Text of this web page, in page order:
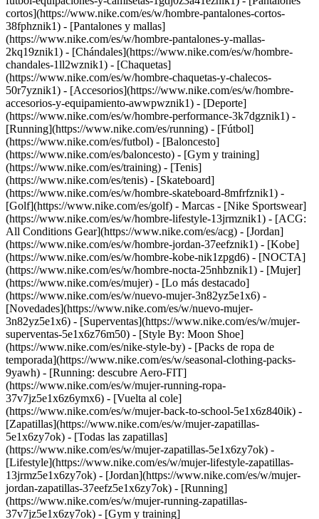
cortos](https://www.nike.com/es/w/hombre-pantalones-cortos-
38fphznik1) - [Pantalones y mallas]
(https://www.nike.com/es/w/hombre-pantalones-y-mallas-
2kq19znik1) - [Chándales](https://www.nike.com/es/w/hombre-
chandales-1ll2wznik1) - [Chaquetas]
(https://www.nike.com/es/w/hombre-chaquetas-y-chalecos-
50r7yznik1) - [Accesorios](https://www.nike.com/es/w/hombre-
accesorios-y-equipamiento-awwpwznik1) - [Deporte]
(https://www.nike.com/es/w/hombre-performance-3k7dgznik1) -
[Running](https://www.nike.com/es/running) - [Fútbol]
(https://www.nike.com/es/futbol) - [Baloncesto]
(https://www.nike.com/es/baloncesto) - [Gym y training]
(https://www.nike.com/es/training) - [Tenis]
(https://www.nike.com/es/tenis) - [Skateboard]
(https://www.nike.com/es/w/hombre-skateboard-8mfrfznik1) -
[Golf](https://www.nike.com/es/golf) - Marcas - [Nike Sportswear]
(https://www.nike.com/es/w/hombre-lifestyle-13jrmznik1) - [ACG:
All Conditions Gear](https://www.nike.com/es/acg) - [Jordan]
(https://www.nike.com/es/w/hombre-jordan-37eefznik1) - [Kobe]
(https://www.nike.com/es/w/hombre-kobe-nik1zpgd6) - [NOCTA]
(https://www.nike.com/es/w/hombre-nocta-25nhbznik1) - [Mujer]
(https://www.nike.com/es/mujer) - [Lo más destacado]
(https://www.nike.com/es/w/nuevo-mujer-3n82yz5e1x6) -
[Novedades](https://www.nike.com/es/w/nuevo-mujer-
3n82yz5e1x6) - [Superventas](https://www.nike.com/es/w/mujer-
superventas-5e1x6z76m50) - [Style By: Moon Shoe]
(https://www.nike.com/es/nike-style-by) - [Packs de ropa de
temporada](https://www.nike.com/es/w/seasonal-clothing-packs-
9yawh) - [Running: descubre Aero-FIT]
(https://www.nike.com/es/w/mujer-running-ropa-
37v7jz5e1x6z6ymx6) - [Vuelta al cole]
(https://www.nike.com/es/w/mujer-back-to-school-5e1x6z840ik) -
[Zapatillas](https://www.nike.com/es/w/mujer-zapatillas-
5e1x6zy7ok) - [Todas las zapatillas]
(https://www.nike.com/es/w/mujer-zapatillas-5e1x6zy7ok) -
[Lifestyle](https://www.nike.com/es/w/mujer-lifestyle-zapatillas-
13jrmz5e1x6zy7ok) - [Jordan](https://www.nike.com/es/w/mujer-
jordan-zapatillas-37eefz5e1x6zy7ok) - [Running]
(https://www.nike.com/es/w/mujer-running-zapatillas-
37v7jz5e1x6zy7ok) - [Gym y training]